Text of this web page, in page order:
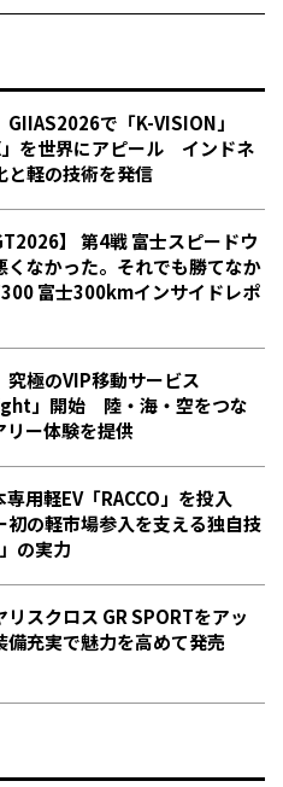
GIIAS2026で「K-VISION」
」を世界にアピール インドネ
と軽の技術を発信
】 第4戦 富士スピードウ
なかった。それでも勝てなか
富士300kmインサイドレポ
究極のVIP移動サービス
」開始 陸・海・空をつな
リー体験を提供
専用軽EV「RACCO」を投入
初の軽市場参入を支える独自技
の実力
リスクロス GR SPORTをアッ
充実で魅力を高めて発売